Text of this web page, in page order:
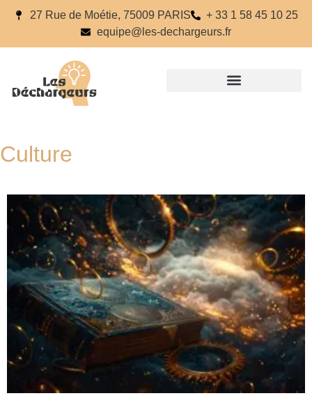
27 Rue de Moétie, 75009 PARIS
+ 33 1 58 45 10 25
equipe@les-dechargeurs.fr
Culture